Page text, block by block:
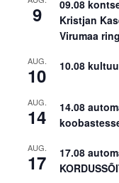
9
09.08
Kristjan
Virumaa
AUG.
10 10.08
AUG.
14
14.08
AUG.
17
17.08